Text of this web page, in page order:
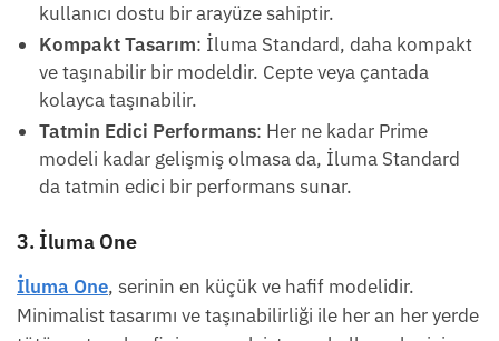
kullanıcı dostu bir arayüze sahiptir.
Kompakt Tasarım: İluma Standard, daha kompakt
ve taşınabilir bir modeldir. Cepte veya çantada
kolayca taşınabilir.
Tatmin Edici Performans: Her ne kadar Prime
modeli kadar gelişmiş olmasa da, İluma Standard
da tatmin edici bir performans sunar.
3. İluma One
İluma One, serinin en küçük ve hafif modelidir.
Minimalist tasarımı ve taşınabilirliği ile her an her yerde